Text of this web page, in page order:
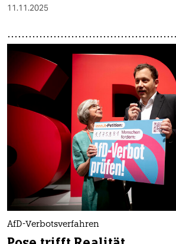
11.11.2025
AfD-Verbotsverfahren